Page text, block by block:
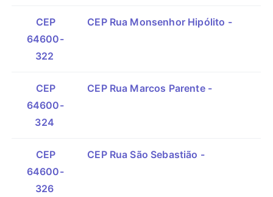
CEP
64600-
322
CEP Rua Monsenhor Hipólito -
CEP
64600-
324
CEP Rua Marcos Parente -
CEP
64600-
326
CEP Rua São Sebastião -